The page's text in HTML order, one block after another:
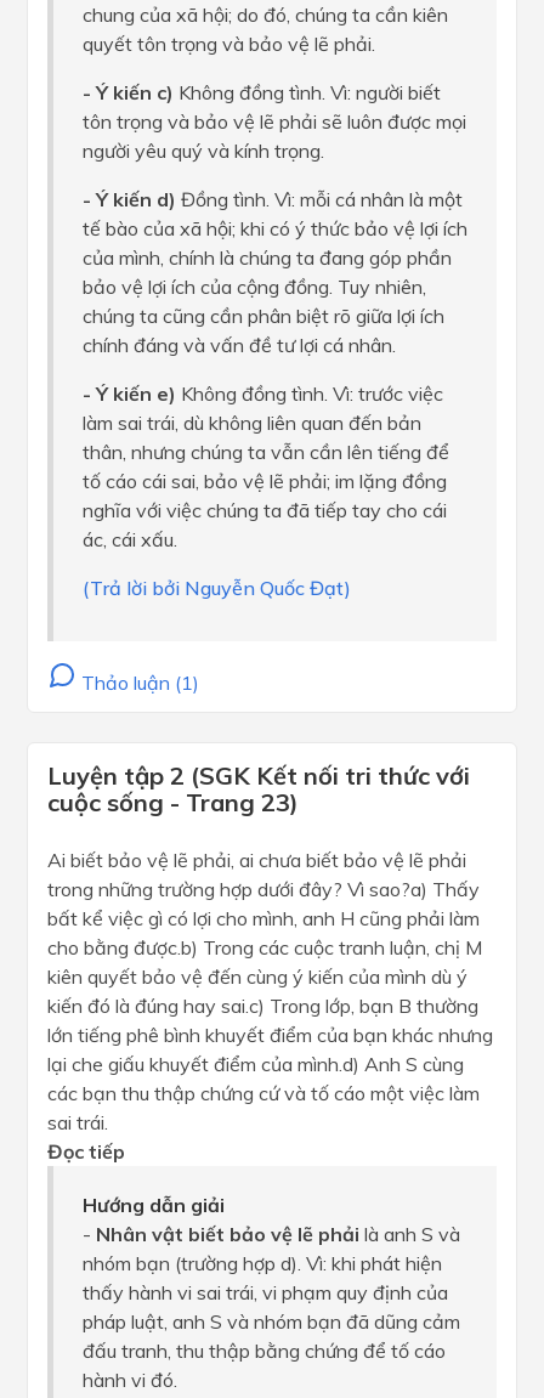
chung của xã hội; do đó, chúng ta cần kiên
quyết tôn trọng và bảo vệ lẽ phải.
- Ý kiến c) Không đồng tình. Vì: người biết
tôn trọng và bảo vệ lẽ phải sẽ luôn được mọi
người yêu quý và kính trọng.
- Ý kiến d) Đồng tình. Vì: mỗi cá nhân là một
tế bào của xã hội; khi có ý thức bảo vệ lợi ích
của mình, chính là chúng ta đang góp phần
bảo vệ lợi ích của cộng đồng. Tuy nhiên,
chúng ta cũng cần phân biệt rõ giữa lợi ích
chính đáng và vấn đề tư lợi cá nhân.
- Ý kiến e) Không đồng tình. Vì: trước việc
làm sai trái, dù không liên quan đến bản
thân, nhưng chúng ta vẫn cần lên tiếng để
tố cáo cái sai, bảo vệ lẽ phải; im lặng đồng
nghĩa với việc chúng ta đã tiếp tay cho cái
ác, cái xấu.
(Trả lời bởi Nguyễn Quốc Đạt)
Thảo luận (1)
Luyện tập 2 (SGK Kết nối tri thức với
cuộc sống - Trang 23)
Ai biết bảo vệ lẽ phải, ai chưa biết bảo vệ lẽ phải
trong những trường hợp dưới đây? Vì sao?a) Thấy
bất kể việc gì có lợi cho mình, anh H cũng phải làm
cho bằng được.b) Trong các cuộc tranh luận, chị M
kiên quyết bảo vệ đến cùng ý kiến của mình dù ý
kiến đó là đúng hay sai.c) Trong lớp, bạn B thường
lớn tiếng phê bình khuyết điểm của bạn khác nhưng
lại che giấu khuyết điểm của mình.d) Anh S cùng
các bạn thu thập chứng cứ và tố cáo một việc làm
sai trái.
Đọc tiếp
Hướng dẫn giải
- Nhân vật biết bảo vệ lẽ phải là anh S và
nhóm bạn (trường hợp d). Vì: khi phát hiện
thấy hành vi sai trái, vi phạm quy định của
pháp luật, anh S và nhóm bạn đã dũng cảm
đấu tranh, thu thập bằng chứng để tố cáo
hành vi đó.